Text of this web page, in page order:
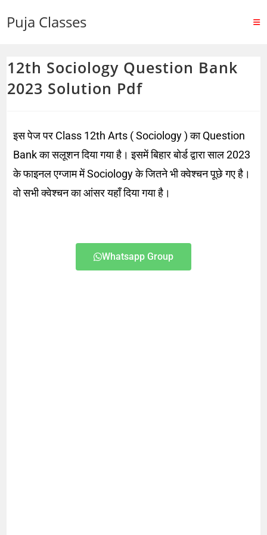
Puja Classes
12th Sociology Question Bank
2023 Solution Pdf
इस पेज पर Class 12th Arts ( Sociology ) का Question
Bank का सलूशन दिया गया है। इसमें बिहार बोर्ड द्वारा साल 2023
के फाइनल एग्जाम में Sociology के जितने भी क्वेश्चन पूछे गए है।
वो सभी क्वेश्चन का आंसर यहाँ दिया गया है।
Whatsapp Group